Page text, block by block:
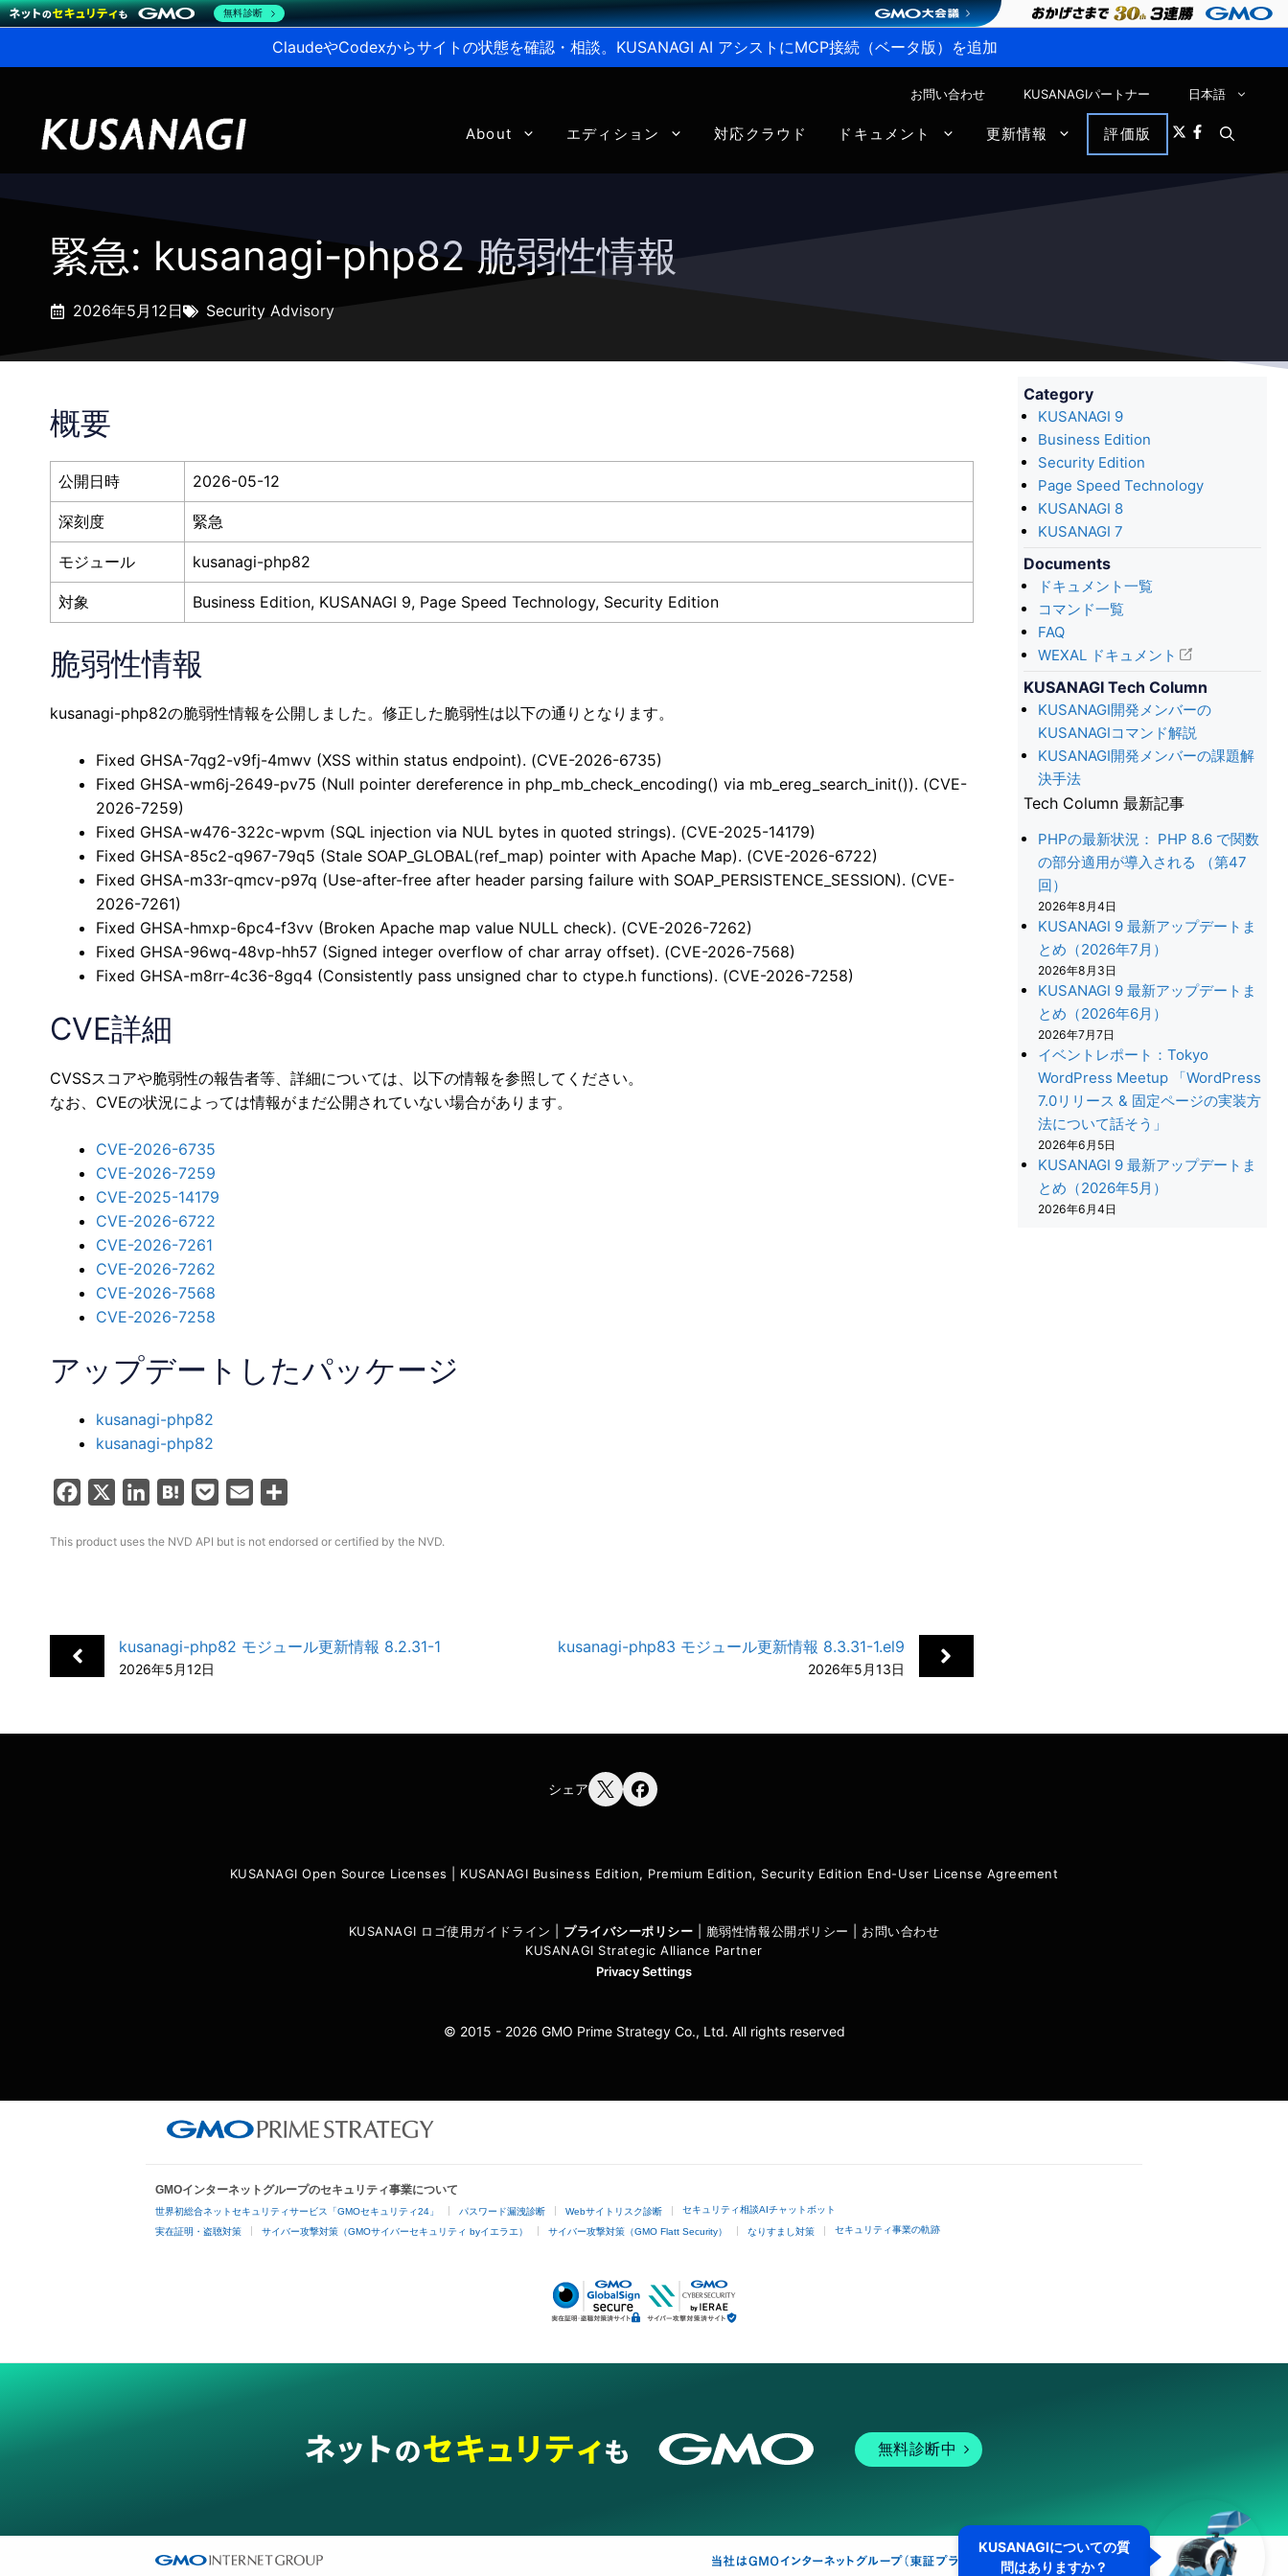
ClaudeやCodexからサイトの状態を確認・相談。KUSANAGI AI アシストにMCP接続（ベータ版）を追加
お問い合わせ KUSANAGIパートナー 日本語
About エディション 対応クラウド ドキュメント 更新情報 評価版
緊急: kusanagi-php82 脆弱性情報
2026年5月12日 Security Advisory
概要
公開日時 2026-05-12
深刻度 緊急
モジュール kusanagi-php82
対象 Business Edition, KUSANAGI 9, Page Speed Technology, Security Edition
脆弱性情報
kusanagi-php82の脆弱性情報を公開しました。修正した脆弱性は以下の通りとなります。
Fixed GHSA-7qg2-v9fj-4mwv (XSS within status endpoint). (CVE-2026-6735)
Fixed GHSA-wm6j-2649-pv75 (Null pointer dereference in php_mb_check_encoding() via mb_ereg_search_init()). (CVE-
2026-7259)
Fixed GHSA-w476-322c-wpvm (SQL injection via NUL bytes in quoted strings). (CVE-2025-14179)
Fixed GHSA-85c2-q967-79q5 (Stale SOAP_GLOBAL(ref_map) pointer with Apache Map). (CVE-2026-6722)
Fixed GHSA-m33r-qmcv-p97q (Use-after-free after header parsing failure with SOAP_PERSISTENCE_SESSION). (CVE-
2026-7261)
Fixed GHSA-hmxp-6pc4-f3vv (Broken Apache map value NULL check). (CVE-2026-7262)
Fixed GHSA-96wq-48vp-hh57 (Signed integer overflow of char array offset). (CVE-2026-7568)
Fixed GHSA-m8rr-4c36-8gq4 (Consistently pass unsigned char to ctype.h functions). (CVE-2026-7258)
CVE詳細
CVSSスコアや脆弱性の報告者等、詳細については、以下の情報を参照してください。
なお、CVEの状況によっては情報がまだ公開されていない場合があります。
CVE-2026-6735
CVE-2026-7259
CVE-2025-14179
CVE-2026-6722
CVE-2026-7261
CVE-2026-7262
CVE-2026-7568
CVE-2026-7258
アップデートしたパッケージ
kusanagi-php82
kusanagi-php82
c
o
k
n
I
n
t
c
a
This product uses the NVD API but is not endorsed or certified by the NVD.
kusanagi-php82 モジュール更新情報 8.2.31-1
2026年5月12日
kusanagi-php83 モジュール更新情報 8.3.31-1.el9
2026年5月13日
Category
KUSANAGI 9
Business Edition
Security Edition
Page Speed Technology
KUSANAGI 8
KUSANAGI 7
Documents
ドキュメント一覧
コマンド一覧
FAQ
WEXAL ドキュメント
KUSANAGI Tech Column
KUSANAGI開発メンバーの
KUSANAGIコマンド解説
KUSANAGI開発メンバーの課題解
決手法
Tech Column 最新記事
PHPの最新状況： PHP 8.6 で関数
の部分適用が導入される （第47
回）
2026年8月4日
KUSANAGI 9 最新アップデートま
とめ（2026年7月）
2026年8月3日
KUSANAGI 9 最新アップデートま
とめ（2026年6月）
2026年7月7日
イベントレポート：Tokyo
WordPress Meetup 「WordPress
7.0リリース & 固定ページの実装方
法について話そう」
2026年6月5日
KUSANAGI 9 最新アップデートま
とめ（2026年5月）
2026年6月4日
シェア
KUSANAGI Open Source Licenses KUSANAGI Business Edition, Premium Edition, Security Edition End-User License Agreement
KUSANAGI ロゴ使用ガイドライン プライバシーポリシー 脆弱性情報公開ポリシー
お問い合わせ
KUSANAGI Strategic Alliance Partner
Privacy Settings
© 2015 - 2026 GMO Prime Strategy Co., Ltd. All rights reserved
GMOインターネットグループのセキュリティ事業について
世界初総合ネットセキュリティサービス「GMOセキュリティ24」 パスワード漏洩診断 Webサイトリスク診断 セキュリティ相談AIチャットボット
実在証明・盗聴対策 サイバー攻撃対策（GMOサイバーセキュリティ byイエラエ） サイバー攻撃対策（GMO Flatt Security） なりすまし対策 セキュリティ事業の軌跡
無料診断中
KUSANAGIについての質
問はありますか？
無料診断